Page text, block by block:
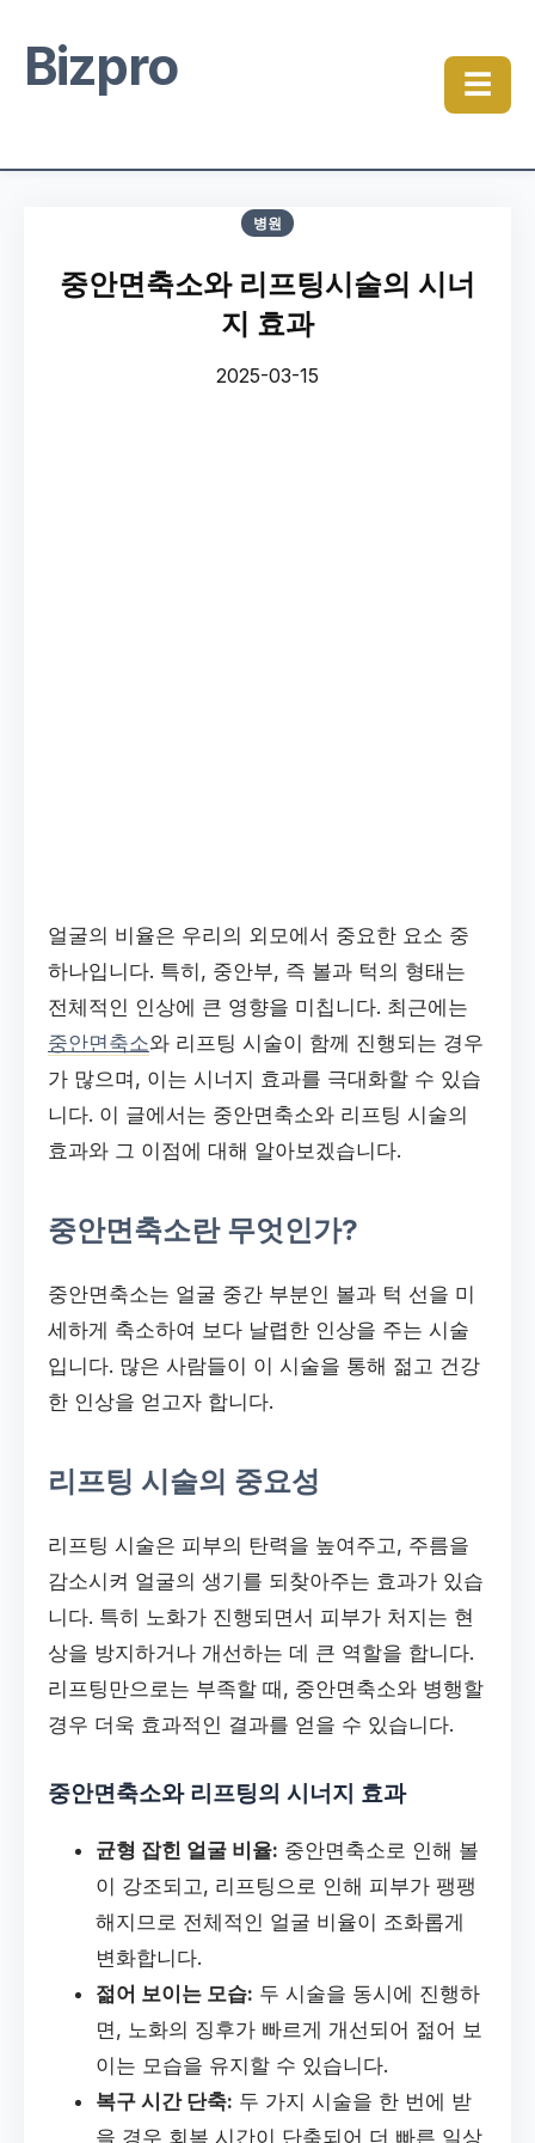
Bizpro ☰
병원
중안면축소와 리프팅시술의 시너
지 효과
2025-03-15
얼굴의 비율은 우리의 외모에서 중요한 요소 중
하나입니다. 특히, 중안부, 즉 볼과 턱의 형태는
전체적인 인상에 큰 영향을 미칩니다. 최근에는
중안면축소와 리프팅 시술이 함께 진행되는 경우
가 많으며, 이는 시너지 효과를 극대화할 수 있습
니다. 이 글에서는 중안면축소와 리프팅 시술의
효과와 그 이점에 대해 알아보겠습니다.
중안면축소란 무엇인가?
중안면축소는 얼굴 중간 부분인 볼과 턱 선을 미
세하게 축소하여 보다 날렵한 인상을 주는 시술
입니다. 많은 사람들이 이 시술을 통해 젊고 건강
한 인상을 얻고자 합니다.
리프팅 시술의 중요성
리프팅 시술은 피부의 탄력을 높여주고, 주름을
감소시켜 얼굴의 생기를 되찾아주는 효과가 있습
니다. 특히 노화가 진행되면서 피부가 처지는 현
상을 방지하거나 개선하는 데 큰 역할을 합니다.
리프팅만으로는 부족할 때, 중안면축소와 병행할
경우 더욱 효과적인 결과를 얻을 수 있습니다.
중안면축소와 리프팅의 시너지 효과
균형 잡힌 얼굴 비율: 중안면축소로 인해 볼
이 강조되고, 리프팅으로 인해 피부가 팽팽
해지므로 전체적인 얼굴 비율이 조화롭게
변화합니다.
젊어 보이는 모습: 두 시술을 동시에 진행하
면, 노화의 징후가 빠르게 개선되어 젊어 보
이는 모습을 유지할 수 있습니다.
복구 시간 단축: 두 가지 시술을 한 번에 받
을 경우 회복 시간이 단축되어 더 빠른 일상